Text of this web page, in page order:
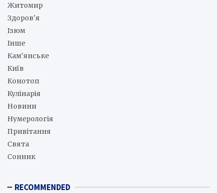
Житомир
Здоров'я
Ізюм
Інше
Кам'янське
Київ
Конотоп
Кулінарія
Новини
Нумерологія
Привітання
Свята
Сонник
RECOMMENDED